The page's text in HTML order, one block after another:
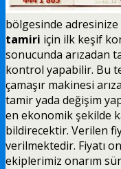
bölgesinde adresinize
tamiri için ilk keşif
sonucunda arızadan
kontrol yapabilir. Bu
çamaşır makinesi
tamir yada değişim
en ekonomik şekilde
bildirecektir. Verilen
verilmektedir. Fiyatı
ekiplerimiz onarım